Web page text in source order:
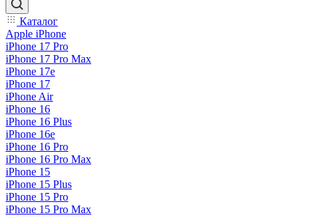
Каталог
Apple iPhone
iPhone 17 Pro
iPhone 17 Pro Max
iPhone 17e
iPhone 17
iPhone Air
iPhone 16
iPhone 16 Plus
iPhone 16e
iPhone 16 Pro
iPhone 16 Pro Max
iPhone 15
iPhone 15 Plus
iPhone 15 Pro
iPhone 15 Pro Max